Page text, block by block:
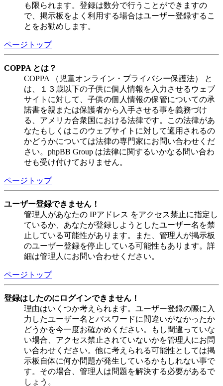
も限られます。登録は数分で行うことができますの
で、掲示板をよく利用する場合はユーザー登録するこ
とをお勧めします。
ページトップ
COPPA とは？
COPPA （児童オンライン・プライバシー保護法） と
は、１３歳以下の子供に個人情報を入力させるウェブ
サイトに対して、子供の個人情報の保管についての承
諾書を親または保護者から入手させる事を義務づけ
る、アメリカ合衆国における法律です。この法律があ
なたもしくはこのウェブサイトに対して適用されるの
かどうかについては法律の専門家にお問い合わせくだ
さい。phpBB Group は法律に関するいかなる問い合わ
せも受け付けておりません。
ページトップ
ユーザー登録できません！
管理人があなたの IPアドレス をアクセス禁止に指定し
ているか、あなたが登録しようとしたユーザー名を禁
止している可能性があります。また、管理人が掲示板
のユーザー登録を停止している可能性もあります。詳
細は管理人にお問い合わせください。
ページトップ
登録はしたのにログインできません！
理由はいくつか考えられます。ユーザー登録の際に入
力したユーザー名とパスワードに間違いがなかったか
どうかを今一度お確かめください。もし間違っていな
い場合、アクセス禁止されていないかを管理人にお問
い合わせください。他に考えられる可能性としては掲
示板自体に何か問題が発生しているかもしれない事で
す。その場合、管理人は問題を解決する必要があるで
しょう。